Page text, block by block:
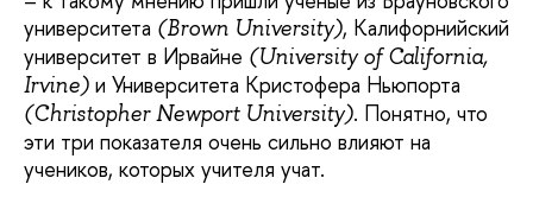
университета (Brown University), Калифорнийский
университет в Ирвайне (University of California,
Irvine) и Университета Кристофера Ньюпорта
(Christopher Newport University). Понятно, что
эти три показателя очень сильно влияют на
учеников, которых учителя учат.